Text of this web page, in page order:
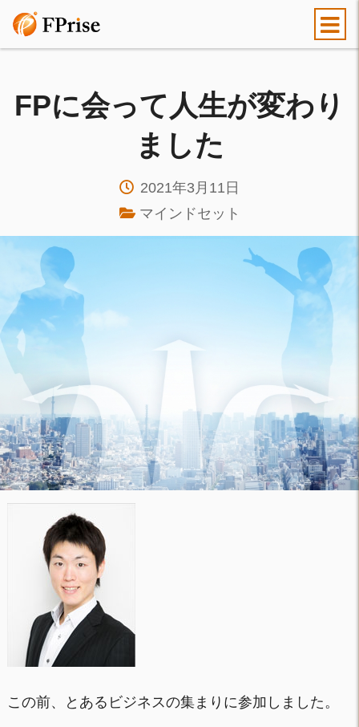
FPに会って人生が変わり
ました
2021年3月11日
マインドセット
この前、とあるビジネスの集まりに参加しました。